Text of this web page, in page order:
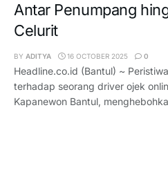
Antar Penumpang
Celurit
BY ADITYA 16 OCTOBER 2025 0
Headline.co.id (Bantul) ~
terhadap seorang driver ojek
Kapanewon Bantul,